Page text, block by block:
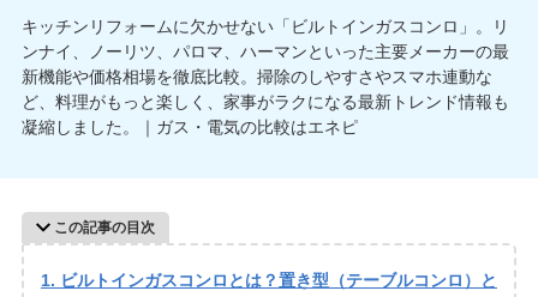
キッチンリフォームに欠かせない「ビルトインガスコンロ」。リ
ンナイ、ノーリツ、パロマ、ハーマンといった主要メーカーの最
新機能や価格相場を徹底比較。掃除のしやすさやスマホ連動な
ど、料理がもっと楽しく、家事がラクになる最新トレンド情報も
凝縮しました。｜ガス・電気の比較はエネピ
この記事の目次
ビルトインガスコンロとは？置き型（テーブルコンロ）と